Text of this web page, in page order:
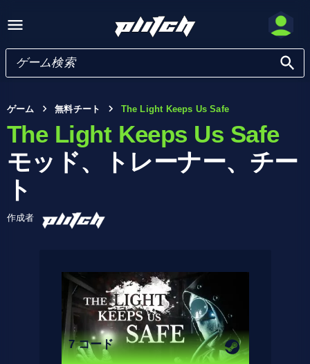
ゲーム 無料チート The Light Keeps Us Safe
The Light Keeps Us Safe
モッド、トレーナー、チー
ト
作成者
7 コード